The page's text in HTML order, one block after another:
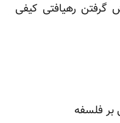
رهیافتی کیفی
بر فلسفه